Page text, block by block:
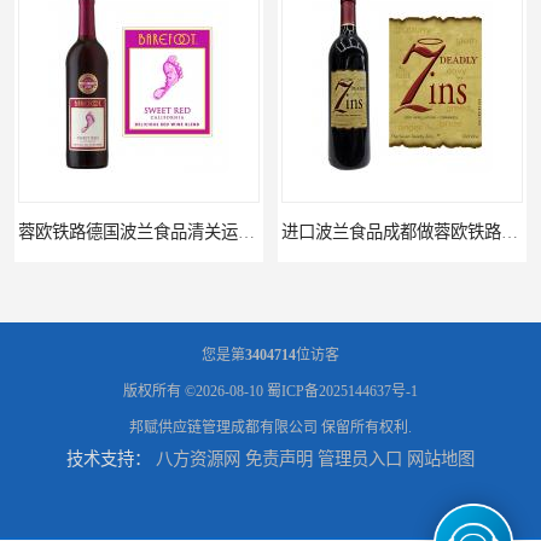
蓉欧铁路波兰罗兹食品成都清关物流 蓉欧铁路清关订柜公司，波兰德国蓉欧铁路门到门
您是第3404714位访客
版权所有 ©2026-08-10 蜀ICP备2025144637号-1
邦赋供应链管理成都有限公司 保留所有权利.
技术支持： 八方资源网 免责声明 管理员入口 网站地图